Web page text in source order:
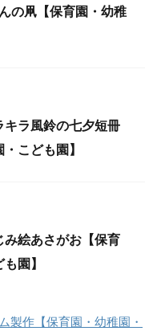
の凧【保育園・幼稚
キラ風鈴の七夕短冊
こども園】
み絵あさがお【保育
園】
製作【保育園・幼稚園・